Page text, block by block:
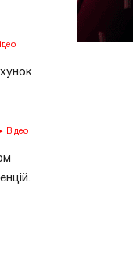
Відео